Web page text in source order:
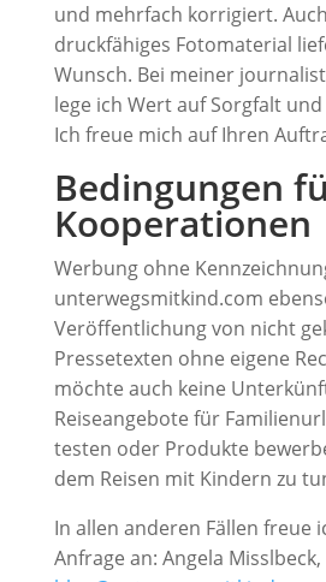
und mehrfach korrigiert.
druckfähiges Fotomaterial
Wunsch. Bei meiner
lege ich Wert auf Sorgfalt
Ich freue mich auf Ihren
Bedingungen
Kooperationen
Werbung ohne
unterwegsmitkind.com
Veröffentlichung von nicht
Pressetexten ohne eigene
möchte auch keine
Reiseangebote für
testen oder Produkte
dem Reisen mit Kindern zu
In allen anderen Fällen freue
Anfrage an: Angela Misslbeck,